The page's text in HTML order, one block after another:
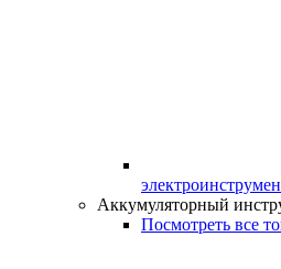
Аккумуляторный
Посмотреть все